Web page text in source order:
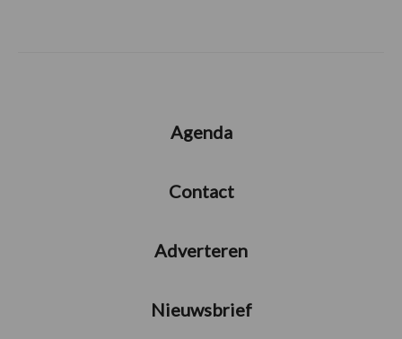
Agenda
Contact
Adverteren
Nieuwsbrief